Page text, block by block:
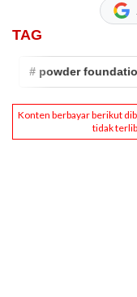
TAG
# powder foundation